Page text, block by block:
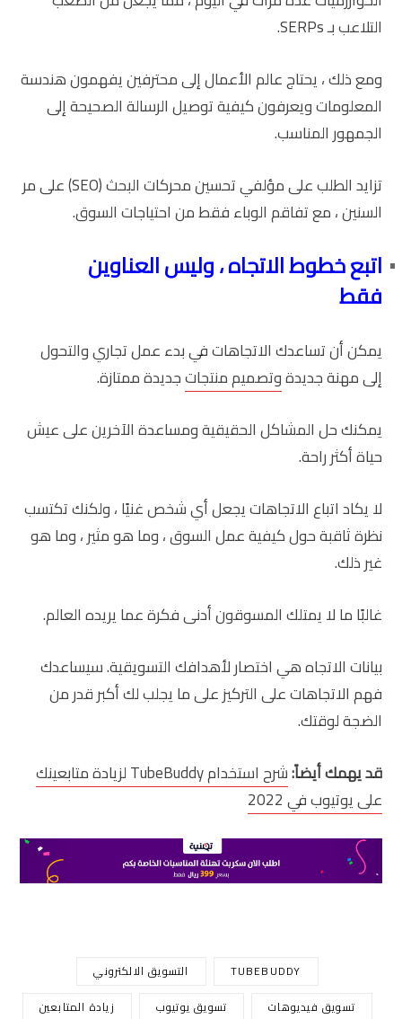
التلاعب بـ SERPs.
ومع ذلك ، يحتاج عالم الأعمال إلى محترفين يفهمون هندسة
المعلومات ويعرفون كيفية توصيل الرسالة الصحيحة إلى
الجمهور المناسب.
تزايد الطلب على مؤلفي تحسين محركات البحث (SEO) على مر
السنين ، مع تفاقم الوباء فقط من احتياجات السوق.
اتبع خطوط الاتجاه ، وليس العناوين
فقط
يمكن أن تساعدك الاتجاهات في بدء عمل تجاري والتحول
إلى مهنة جديدةوتصميم منتجاتجديدة ممتازة.
يمكنك حل المشاكل الحقيقية ومساعدة الآخرين على عيش
حياة أكثر راحة.
لا يكاد اتباع الاتجاهات يجعل أي شخص غنيًا ، ولكنك تكتسب
نظرة ثاقبة حول كيفية عمل السوق ، وما هو مثير ، وما هو
غير ذلك.
غالبًا ما لا يمتلك المسوقون أدنى فكرة عما يريده العالم.
بيانات الاتجاه هي اختصار لأهدافك التسويقية. سيساعدك
فهم الاتجاهات على التركيز على ما يجلب لك أكبر قدر من
الضجة لوقتك.
قد يهمك أيضاً:
شرح استخدام TubeBuddy لزيادة متابعينك
على يوتيوب في 2022
TUBEBUDDY
التسويق الالكتروني
تسويق فيديوهات
تسويق يوتيوب
زيادة المتابعين